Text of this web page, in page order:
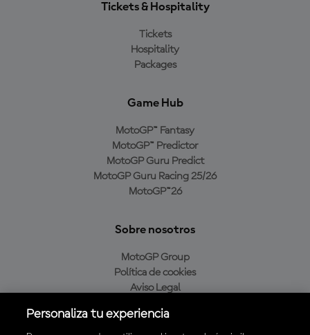
Tickets & Hospitality
Tickets
Hospitality
Packages
Game Hub
MotoGP™ Fantasy
MotoGP™ Predictor
MotoGP Guru Predict
MotoGP Guru Racing 25/26
MotoGP™26
Sobre nosotros
MotoGP Group
Política de cookies
Aviso Legal
Política de compra
Personaliza tu experiencia